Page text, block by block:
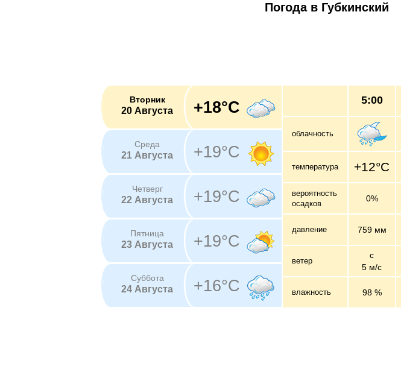
Погода в Губкинский
Вторник
20 Августа +18°C
Среда
21 Августа +19°C
Четверг
22 Августа +19°C
Пятница
23 Августа +19°C
Суббота
24 Августа +16°C
5:00
облачность
температура +12°C
вероятность
осадков
0%
давление 759 мм
ветер
с
5 м/c
влажность 98 %